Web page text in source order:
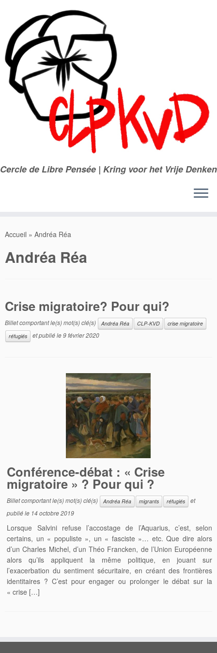
contenu
Cercle de Libre Pensée | Kring voor het Vrije Denken
Accueil » Andréa Réa
Andréa Réa
Crise migratoire? Pour qui?
Billet comportant le(s) mot(s) clé(s) Andréa Réa CLP-KVD
crise migratoire
réfugiés
et publié le9 février 2020
Conférence-débat : « Crise
migratoire » ? Pour qui ?
Billet comportant le(s) mot(s) clé(s) Andréa Réa migrants réfugiés
et
publié le 14 octobre 2019
Lorsque Salvini refuse l’accostage de l’Aquarius, c’est, selon
certains, un « populiste », un « fasciste »… etc. Que dire alors
d’un Charles Michel, d’un Théo Francken, de l’Union Européenne
alors qu’ils appliquent la même politique, en jouant sur
l’exacerbation du sentiment sécuritaire, en créant des frontières
identitaires ? C’est pour engager ou prolonger le débat sur la
« crise […]